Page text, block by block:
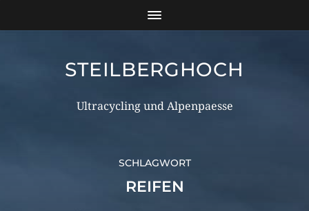
STEILBERGHOCH
Ultracycling und Alpenpaesse
SCHLAGWORT
REIFEN